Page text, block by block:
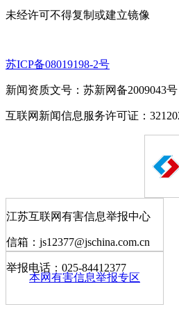
未经许可不得复制或建立镜像
苏ICP备08019198-2号
新闻资质文号：苏新网备2009043号
互联网新闻信息服务许可证：
江苏互联网有害信息举报中心
信箱：js12377@jschina.com.cn
举报电话：025-84412377
本网有害信息举报专区